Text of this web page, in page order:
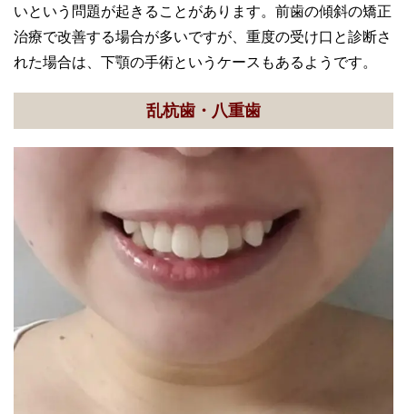
いという問題が起きることがあります。前歯の傾斜の矯正
治療で改善する場合が多いですが、重度の受け口と診断さ
れた場合は、下顎の手術というケースもあるようです。
乱杭歯・八重歯